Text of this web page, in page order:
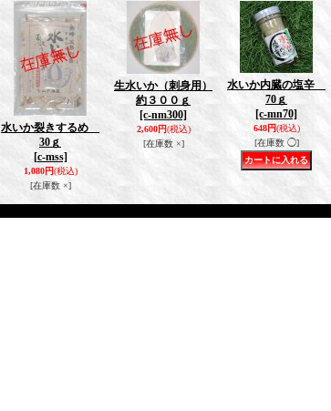
水いか裂きするめ
30ｇ
[c-mss]
1,080円(税込)
[在庫数 ×]
生水いか（刺身用）
約３００ｇ
[c-nm300]
2,600円(税込)
[在庫数 ×]
水いか内臓の塩辛
70ｇ
[c-mn70]
648円(税込)
[在庫数 ◯]